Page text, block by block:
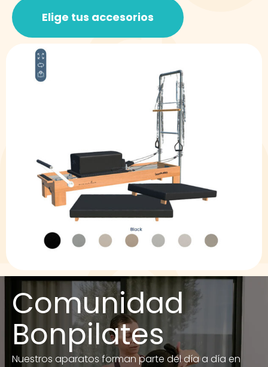
Elige tus accesorios
Comunidad
Bonpilates
Nuestros aparatos forman parte del día a día en